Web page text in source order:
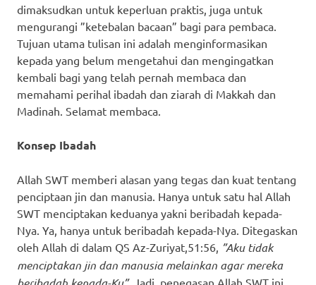
dimaksudkan untuk keperluan praktis, juga untuk
mengurangi ”ketebalan bacaan” bagi para pembaca.
Tujuan utama tulisan ini adalah menginformasikan
kepada yang belum mengetahui dan mengingatkan
kembali bagi yang telah pernah membaca dan
memahami perihal ibadah dan ziarah di Makkah dan
Madinah. Selamat membaca.
Konsep Ibadah
Allah SWT memberi alasan yang tegas dan kuat tentang
penciptaan jin dan manusia. Hanya untuk satu hal Allah
SWT menciptakan keduanya yakni beribadah kepada-
Nya. Ya, hanya untuk beribadah kepada-Nya. Ditegaskan
oleh Allah di dalam QS Az-Zuriyat,51:56, ”Aku tidak
menciptakan jin dan manusia melainkan agar mereka
. Jadi, penegasan Allah SWT ini